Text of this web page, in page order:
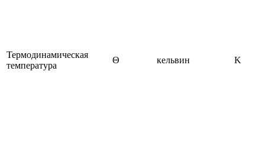
Термодинамическая
температура
Θ кельвин K